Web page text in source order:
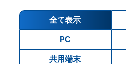
全て表示
PC
共用端末